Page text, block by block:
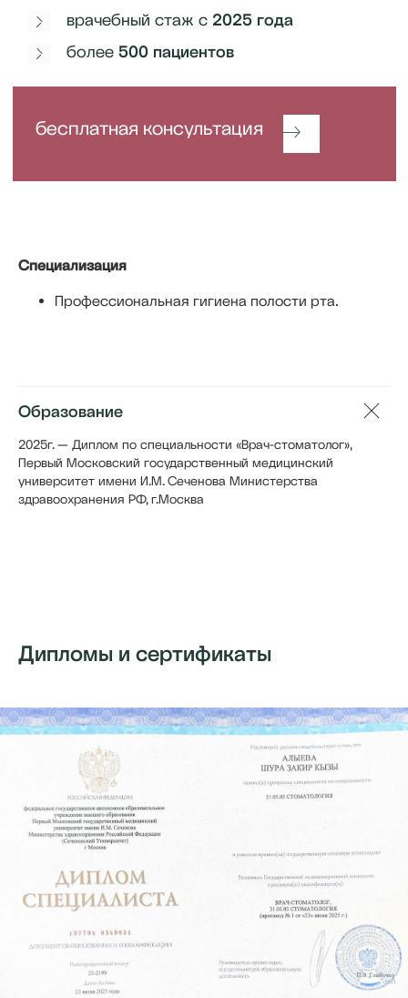
Специализация
Профессиональная гигиена полости рта.
Образование
2025г. — Диплом по специальности «Врач-стоматолог»,
Первый Московский государственный медицинский
университет имени И.М. Сеченова Министерства
здравоохранения РФ, г.Москва
Дипломы и сертификаты